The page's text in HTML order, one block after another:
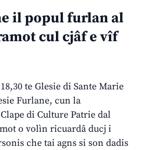
il popul furlan al
cul cjâf e vîf
te Glesie di Sante Marie
Furlane, cun la
di Culture Patrie dal
o volìn ricuardâ ducj i
che tai agns si son dadis